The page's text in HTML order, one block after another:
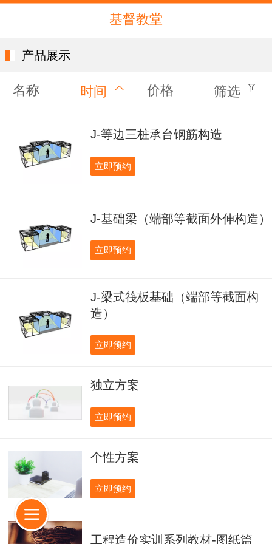
基督教堂
产品展示
名称 时间 价格 筛选
J-等边三桩承台钢筋构造
立即预约
J-基础梁（端部等截面外伸构造）
立即预约
J-梁式筏板基础（端部等截面构
造）
立即预约
独立方案
立即预约
个性方案
立即预约
工程造价实训系列教材-图纸篇